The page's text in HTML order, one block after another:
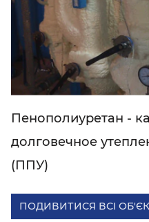
Пенополиуретан -
долговечное
(ППУ)
ПОДИВИТИСЯ ВСІ